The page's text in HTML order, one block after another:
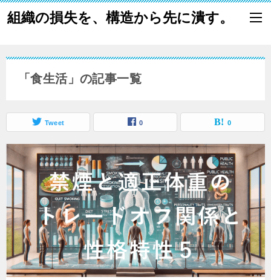
組織の損失を、構造から先に潰す。
「食生活」の記事一覧
Tweet 0 0